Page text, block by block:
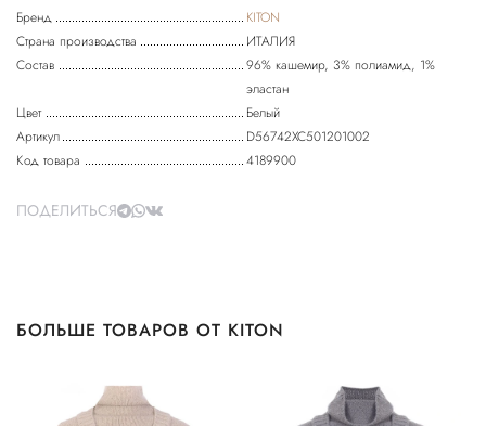
Бренд
KITON
Страна производства
ИТАЛИЯ
Состав
96% кашемир, 3% полиамид, 1%
эластан
Цвет
Белый
Артикул
D56742XC501201002
Код товара
4189900
ПОДЕЛИТЬСЯ
БОЛЬШЕ ТОВАРОВ ОТ KITON